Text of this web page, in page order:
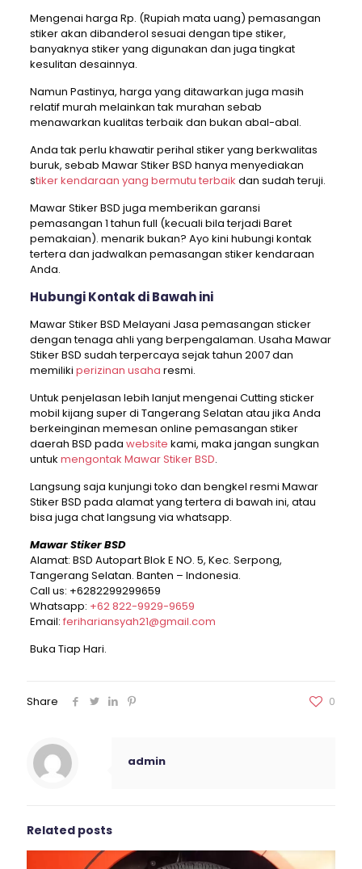
Mengenai harga Rp. (Rupiah mata uang) pemasangan
stiker akan dibanderol sesuai dengan tipe stiker,
banyaknya stiker yang digunakan dan juga tingkat
kesulitan desainnya.
Namun Pastinya, harga yang ditawarkan juga masih
relatif murah melainkan tak murahan sebab
menawarkan kualitas terbaik dan bukan abal-abal.
Anda tak perlu khawatir perihal stiker yang berkwalitas
buruk, sebab Mawar Stiker BSD hanya menyediakan
stiker kendaraan yang bermutu terbaik dan sudah teruji.
Mawar Stiker BSD juga memberikan garansi
pemasangan 1 tahun full (kecuali bila terjadi Baret
pemakaian). menarik bukan? Ayo kini hubungi kontak
tertera dan jadwalkan pemasangan stiker kendaraan
Anda.
Hubungi Kontak di Bawah ini
Mawar Stiker BSD Melayani Jasa pemasangan sticker
dengan tenaga ahli yang berpengalaman. Usaha Mawar
Stiker BSD sudah terpercaya sejak tahun 2007 dan
memiliki perizinan usaha resmi.
Untuk penjelasan lebih lanjut mengenai Cutting sticker
mobil kijang super di Tangerang Selatan atau jika Anda
berkeinginan memesan online pemasangan stiker
daerah BSD pada website kami, maka jangan sungkan
untuk mengontak Mawar Stiker BSD.
Langsung saja kunjungi toko dan bengkel resmi Mawar
Stiker BSD pada alamat yang tertera di bawah ini, atau
bisa juga chat langsung via whatsapp.
Mawar Stiker BSD
Alamat: BSD Autopart Blok E NO. 5, Kec. Serpong,
Tangerang Selatan. Banten – Indonesia.
Call us: +6282299299659
Whatsapp: +62 822-9929-9659
Email: ferihariansyah21@gmail.com
Buka Tiap Hari.
Share 0
admin
Related posts